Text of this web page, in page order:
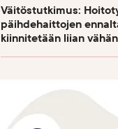
Väitöstutkimus:
päihdehaittojen
kiinnitetään liian